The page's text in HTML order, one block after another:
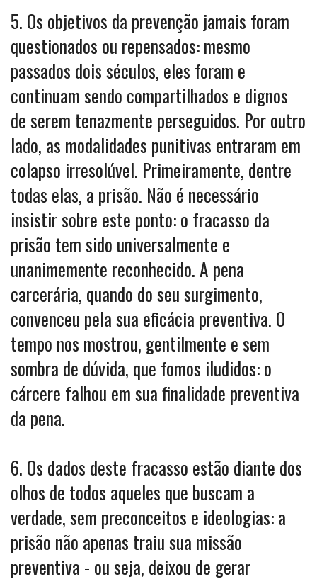
5. Os objetivos da prevenção jamais foram
questionados ou repensados: mesmo
passados dois séculos, eles foram e
continuam sendo compartilhados e dignos
de serem tenazmente perseguidos. Por outro
lado, as modalidades punitivas entraram em
colapso irresolúvel. Primeiramente, dentre
todas elas, a prisão. Não é necessário
insistir sobre este ponto: o fracasso da
prisão tem sido universalmente e
unanimemente reconhecido. A pena
carcerária, quando do seu surgimento,
convenceu pela sua eficácia preventiva. O
tempo nos mostrou, gentilmente e sem
sombra de dúvida, que fomos iludidos: o
cárcere falhou em sua finalidade preventiva
da pena.
6. Os dados deste fracasso estão diante dos
olhos de todos aqueles que buscam a
verdade, sem preconceitos e ideologias: a
prisão não apenas traiu sua missão
preventiva - ou seja, deixou de gerar